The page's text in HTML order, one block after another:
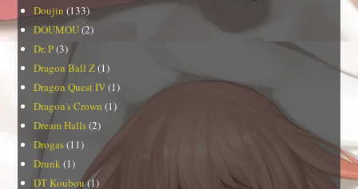
Doujin (133)
DOUMOU(2)
Dr. P(3)
Dragon Ball Z(1)
Dragon Quest IV(1)
Dragon's Crown (1)
Dream Halls(2)
Drogas(11)
Drunk (1)
DT Koubou(1)